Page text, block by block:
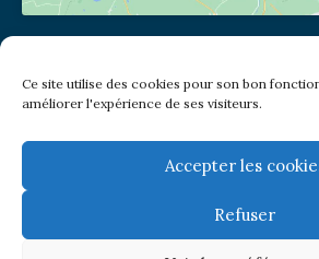
Ce site utilise des cookies pour son bon
améliorer l'expérience de ses visiteurs.
Accepter les
Refuser
(pas de courrier à cette adresse)
2 place Jules Joffrin - 75018
Metro: Jules Joffrin ou Simplon
Bus : Mairie du XVIII
Newsletter